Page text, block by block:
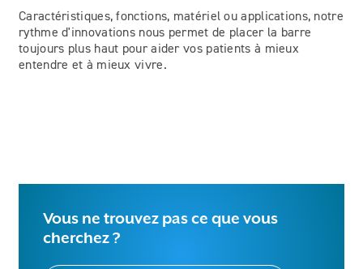
Caractéristiques, fonctions, matériel ou applications, notre
rythme d'innovations nous permet de placer la barre
toujours plus haut pour aider vos patients à mieux
entendre et à mieux vivre.
Vous ne trouvez pas ce que vous
cherchez ?